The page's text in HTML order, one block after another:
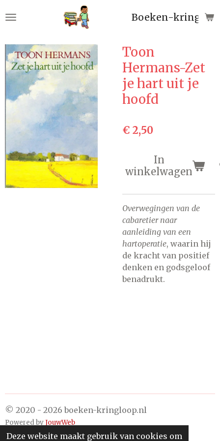
Deze website maakt gebruik van cookies om
direct
de
hoofdinhoud
Boeken-
Toon
Hermans-Zet
je hart uit je
hoofd
€ 2,50
In
winkelwagen
Overwegingen van de
cabaretier naar
aanleiding van een
hartoperatie, waarin hij
de kracht van positief
denken en godsgeloof
benadrukt.
© 2020 - 2026 boeken-kringloop.nl
Powered byJouwWeb